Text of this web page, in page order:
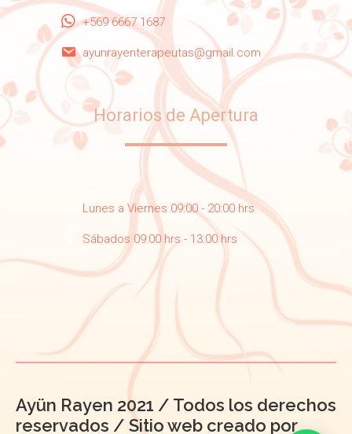
+569 6667 1687
ayunrayenterapeutas@gmail.com
Horarios de Apertura
Lunes a Viernes 09:00 - 20:00 hrs
Sábados 09:00 hrs - 13:00 hrs
Ayün Rayen 2021 / Todos los derechos
reservados / Sitio web creado por